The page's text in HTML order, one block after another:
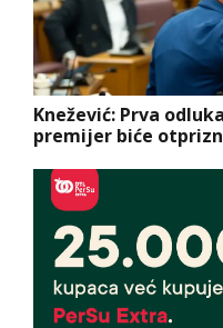
Knežević: Prva
premijer biće